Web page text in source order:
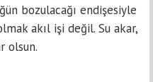
bozulacağı endişesiyle
akıl işi değil. Su akar,
olsun.